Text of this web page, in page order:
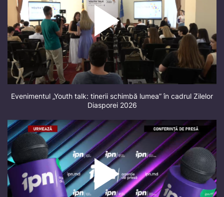
Evenimentul „Youth talk: tinerii schimbă lumea” în cadrul Zilelor
Diasporei 2026